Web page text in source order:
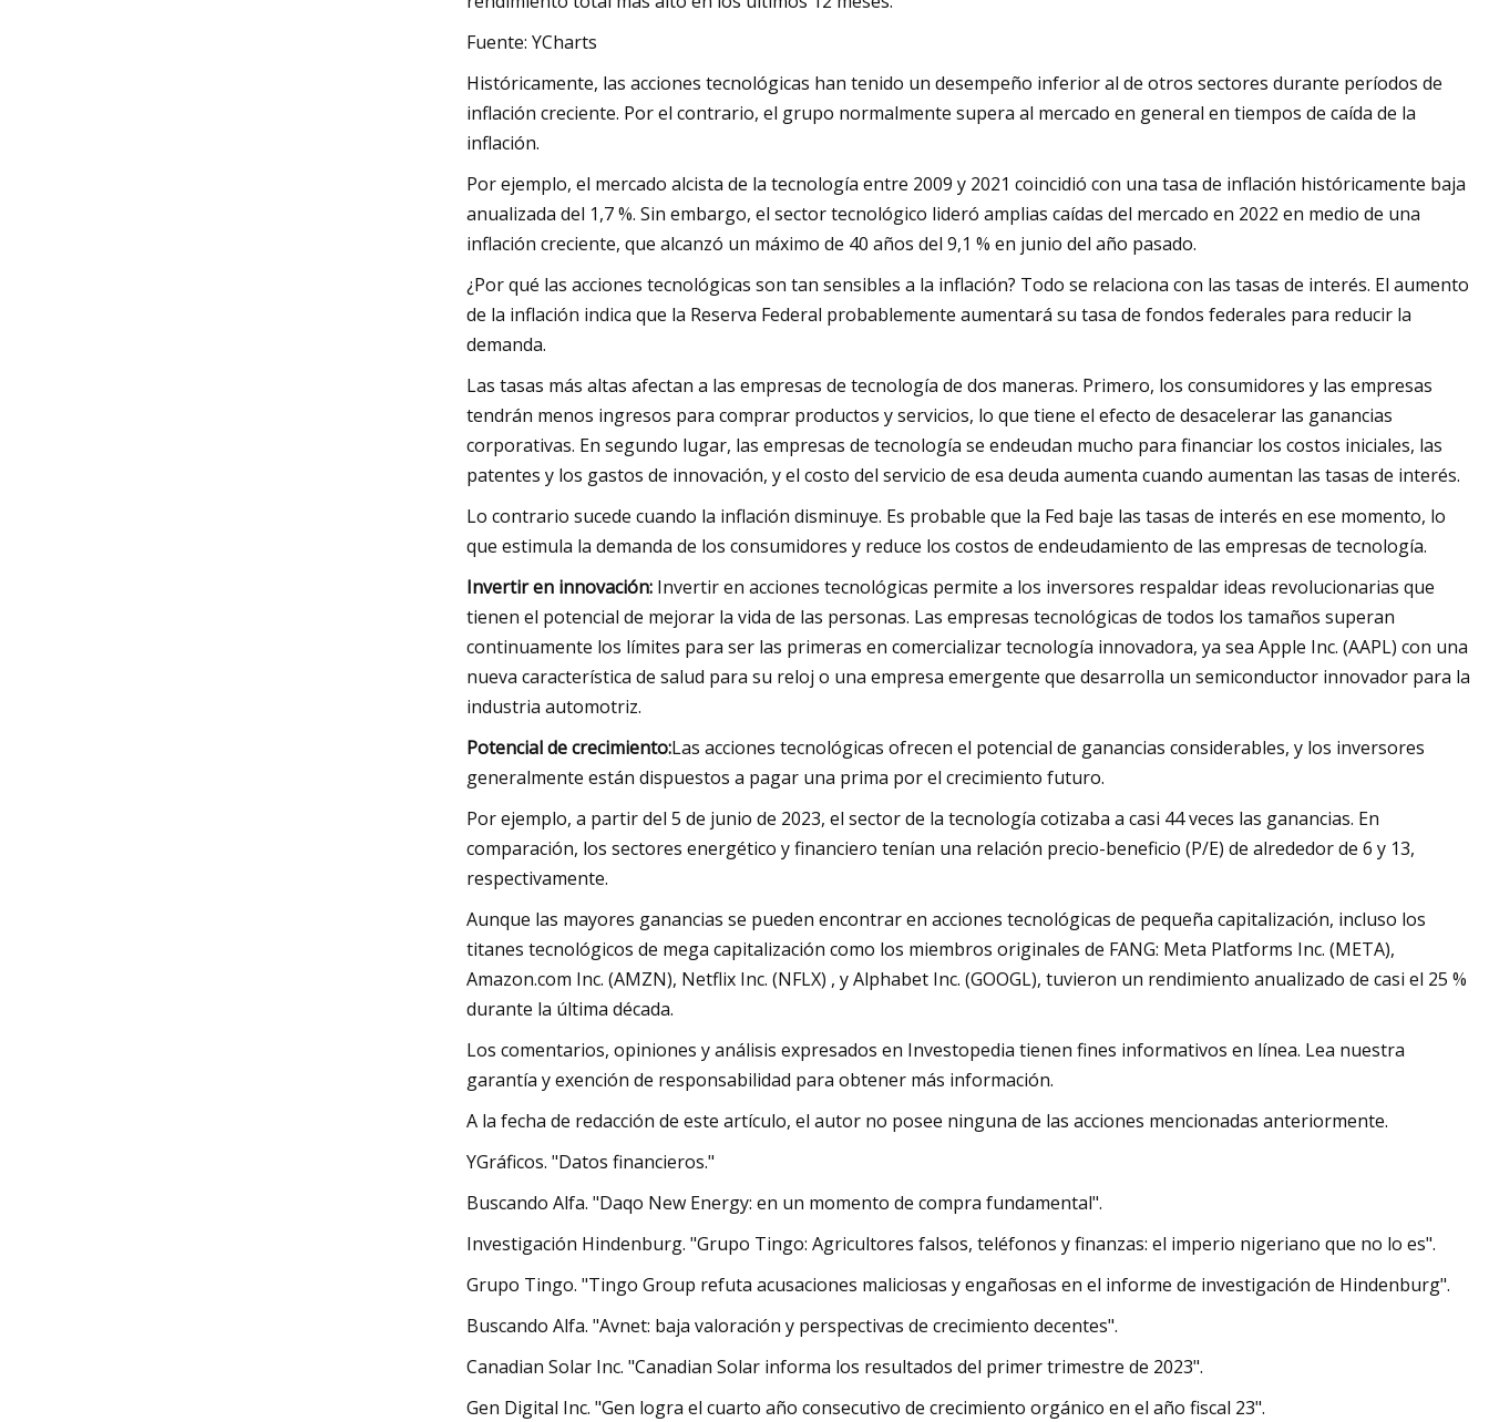
Fuente: YCharts
Históricamente, las acciones tecnológicas han tenido un desempeño inferior al de otros sectores durante períodos de
inflación creciente. Por el contrario, el grupo normalmente supera al mercado en general en tiempos de caída de la
inflación.
Por ejemplo, el mercado alcista de la tecnología entre 2009 y 2021 coincidió con una tasa de inflación históricamente baja
anualizada del 1,7 %. Sin embargo, el sector tecnológico lideró amplias caídas del mercado en 2022 en medio de una
inflación creciente, que alcanzó un máximo de 40 años del 9,1 % en junio del año pasado.
¿Por qué las acciones tecnológicas son tan sensibles a la inflación? Todo se relaciona con las tasas de interés. El aumento
de la inflación indica que la Reserva Federal probablemente aumentará su tasa de fondos federales para reducir la
demanda.
Las tasas más altas afectan a las empresas de tecnología de dos maneras. Primero, los consumidores y las empresas
tendrán menos ingresos para comprar productos y servicios, lo que tiene el efecto de desacelerar las ganancias
corporativas. En segundo lugar, las empresas de tecnología se endeudan mucho para financiar los costos iniciales, las
patentes y los gastos de innovación, y el costo del servicio de esa deuda aumenta cuando aumentan las tasas de interés.
Lo contrario sucede cuando la inflación disminuye. Es probable que la Fed baje las tasas de interés en ese momento, lo
que estimula la demanda de los consumidores y reduce los costos de endeudamiento de las empresas de tecnología.
Invertir en innovación: Invertir en acciones tecnológicas permite a los inversores respaldar ideas revolucionarias que
tienen el potencial de mejorar la vida de las personas. Las empresas tecnológicas de todos los tamaños superan
continuamente los límites para ser las primeras en comercializar tecnología innovadora, ya sea Apple Inc. (AAPL) con una
nueva característica de salud para su reloj o una empresa emergente que desarrolla un semiconductor innovador para la
industria automotriz.
Potencial de crecimiento:Las acciones tecnológicas ofrecen el potencial de ganancias considerables, y los inversores
generalmente están dispuestos a pagar una prima por el crecimiento futuro.
Por ejemplo, a partir del 5 de junio de 2023, el sector de la tecnología cotizaba a casi 44 veces las ganancias. En
comparación, los sectores energético y financiero tenían una relación precio-beneficio (P/E) de alrededor de 6 y 13,
respectivamente.
Aunque las mayores ganancias se pueden encontrar en acciones tecnológicas de pequeña capitalización, incluso los
titanes tecnológicos de mega capitalización como los miembros originales de FANG: Meta Platforms Inc. (META),
Amazon.com Inc. (AMZN), Netflix Inc. (NFLX) , y Alphabet Inc. (GOOGL), tuvieron un rendimiento anualizado de casi el 25 %
durante la última década.
Los comentarios, opiniones y análisis expresados ​​en Investopedia tienen fines informativos en línea. Lea nuestra
garantía y exención de responsabilidad para obtener más información.
A la fecha de redacción de este artículo, el autor no posee ninguna de las acciones mencionadas anteriormente.
YGráficos. "Datos financieros."
Buscando Alfa. "Daqo New Energy: en un momento de compra fundamental".
Investigación Hindenburg. "Grupo Tingo: Agricultores falsos, teléfonos y finanzas: el imperio nigeriano que no lo es".
Grupo Tingo. "Tingo Group refuta acusaciones maliciosas y engañosas en el informe de investigación de Hindenburg".
Buscando Alfa. "Avnet: baja valoración y perspectivas de crecimiento decentes".
Canadian Solar Inc. "Canadian Solar informa los resultados del primer trimestre de 2023".
Gen Digital Inc. "Gen logra el cuarto año consecutivo de crecimiento orgánico en el año fiscal 23".